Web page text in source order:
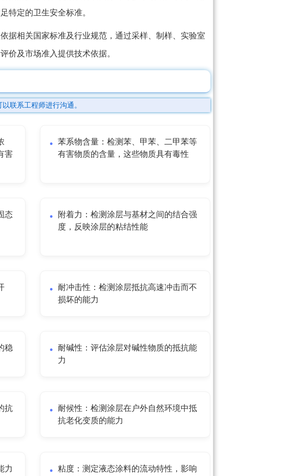
特定的卫生安全标准。
据相关国家标准及行业规范，通过采样、制样、实验室
价及市场准入提供技术依据。
联系工程师进行沟通。
害
苯系物含量：检测苯、甲苯、二甲苯等
有害物质的含量，这些物质具有毒性
态
附着力：检测涂层与基材之间的结合强
度，反映涂层的粘结性能
耐冲击性：检测涂层抵抗高速冲击而不
损坏的能力
稳
耐碱性：评估涂层对碱性物质的抵抗能
力
抗
耐候性：检测涂层在户外自然环境中抵
抗老化变质的能力
力
粘度：测定液态涂料的流动特性，影响